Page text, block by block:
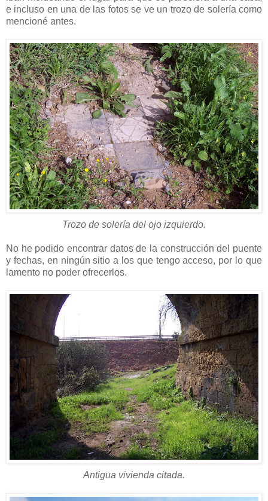
e incluso en una de las fotos se ve un trozo de solería como
mencioné antes.
Trozo de solería del ojo izquierdo.
No he podido encontrar datos de la construcción del puente
y fechas, en ningún sitio a los que tengo acceso, por lo que
lamento no poder ofrecerlos.
Antigua vivienda citada.